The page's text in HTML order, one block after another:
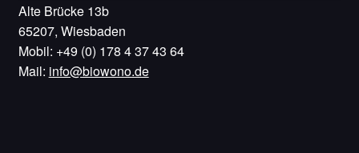
Alte Brücke 13b
65207, Wiesbaden
Mobil: +49 (0) 178 4 37 43 64
Mail: info@biowono.de